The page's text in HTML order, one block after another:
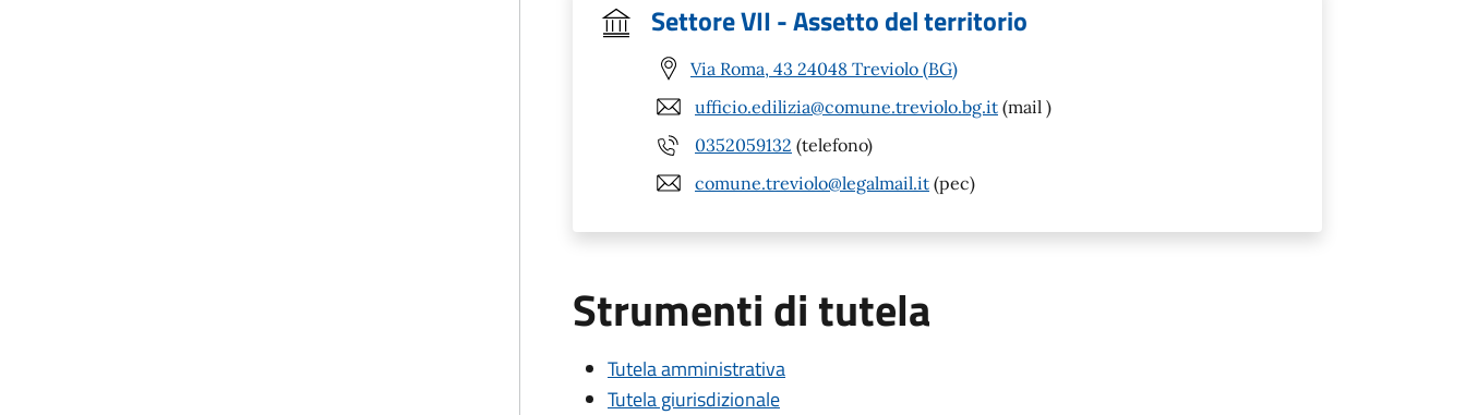
Settore VII - Assetto del territorio
Via Roma, 43 24048 Treviolo (BG)
ufficio.edilizia@comune.treviolo.bg.it (mail )
0352059132 (telefono)
comune.treviolo@legalmail.it (pec)
Strumenti di tutela
Tutela amministrativa
Tutela giurisdizionale